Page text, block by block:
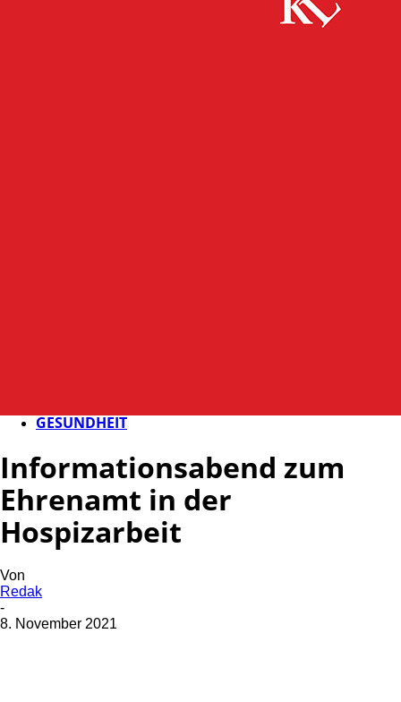
GESUNDHEIT
Informationsabend zum
Ehrenamt in der
Hospizarbeit
Von
Redak
-
8. November 2021